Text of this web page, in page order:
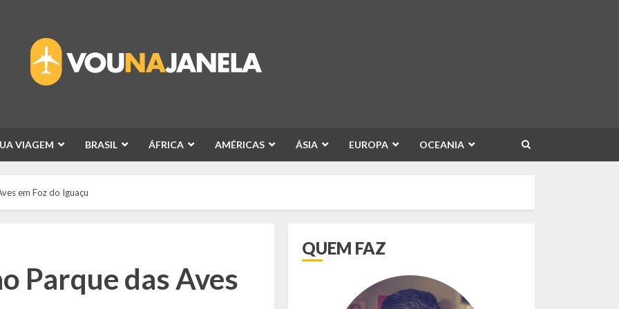
VIAGEM BRASIL ÁFRICA AMÉRICAS ÁSIA EUROPA OCEANIA
em Foz do Iguaçu
Parque das Aves
QUEM FAZ